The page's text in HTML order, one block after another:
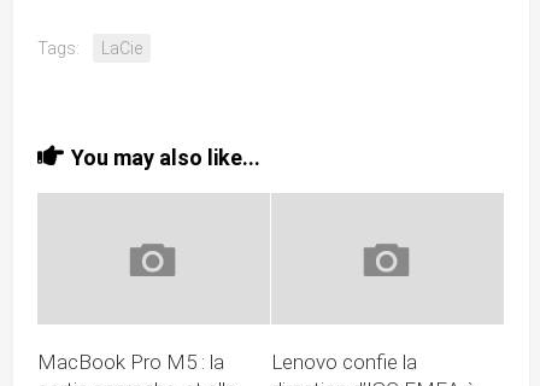
Tags: LaCie
You may also like...
MacBook Pro M5 : la
Lenovo confie la